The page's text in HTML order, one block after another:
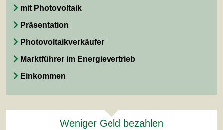
mit Photovoltaik
Präsentation
Photovoltaikverkäufer
Marktführer im Energievertrieb
Einkommen
Weniger Geld bezahlen